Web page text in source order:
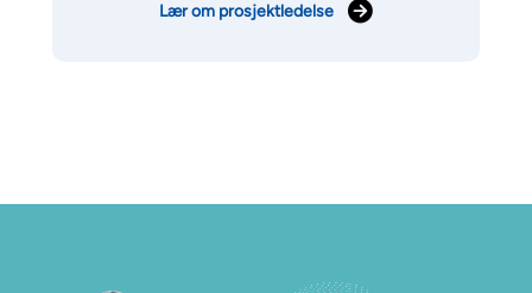
Lær om prosjektledelse